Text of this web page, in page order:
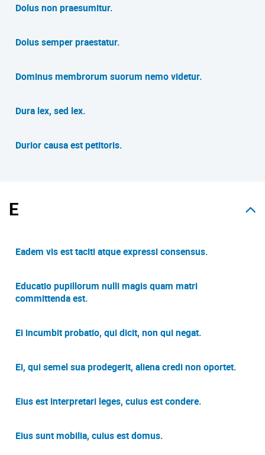
Dolus non praesumitur.
Dolus semper praestatur.
Dominus membrorum suorum nemo videtur.
Dura lex, sed lex.
Durior causa est petitoris.
E
Eadem vis est taciti atque expressi consensus.
Educatio pupillorum nulli magis quam matri
committenda est.
Ei incumbit probatio, qui dicit, non qui negat.
Ei, qui semel sua prodegerit, aliena credi non oportet.
Eius est interpretari leges, cuius est condere.
Eius sunt mobilia, cuius est domus.